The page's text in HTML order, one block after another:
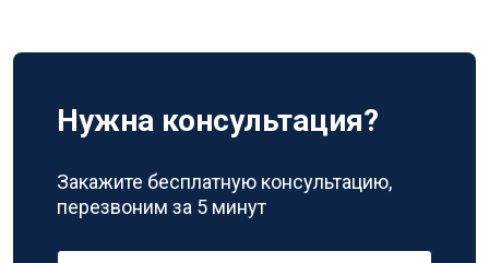
Нужна консультация?
Закажите бесплатную консультацию,
перезвоним за 5 минут